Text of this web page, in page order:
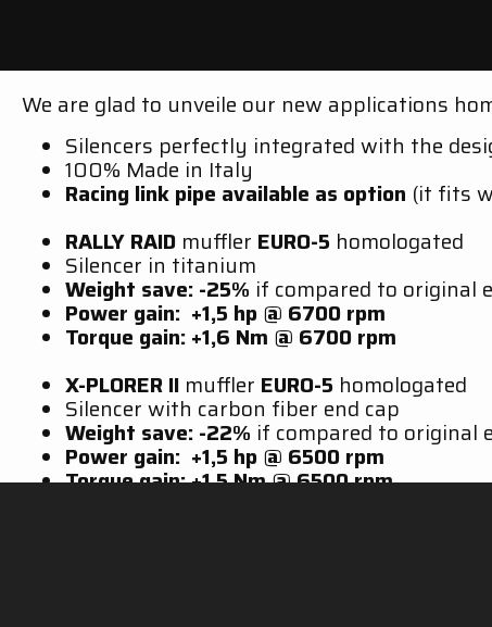
We are glad to unveile our new applications
Silencers perfectly integrated with the
100% Made in Italy
Racing link pipe available as option (it fits
RALLY RAID muffler EURO-5 homologated
Silencer in titanium
Weight save: -25% if compared to original
Power gain: +1,5 hp @ 6700 rpm
Torque gain: +1,6 Nm @ 6700 rpm
X-PLORER II muffler EURO-5 homologated
Silencer with carbon fiber end cap
Weight save: -22% if compared to original
Power gain: +1,5 hp @ 6500 rpm
Torque gain: +1,5 Nm @ 6500 rpm